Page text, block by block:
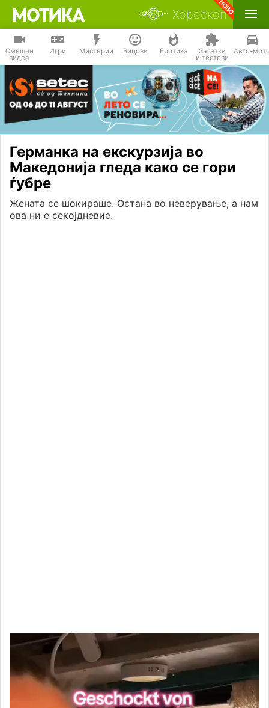
Хороскоп
Смешни
видеа
Игри Мистерии Вицови Еротика Загатки
и тестови
Авто-
Германка на екскурзија во
Македонија гледа како се гори
ѓубре
Жената се шокираше. Остана во неверување, а нам
ова ни е секојдневие.